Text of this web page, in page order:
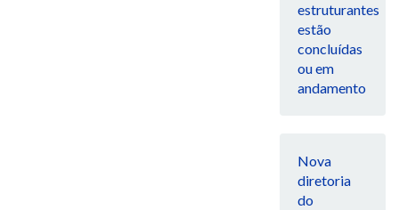
estruturantes
estão
concluídas
ou em
andamento
Nova
diretoria
do